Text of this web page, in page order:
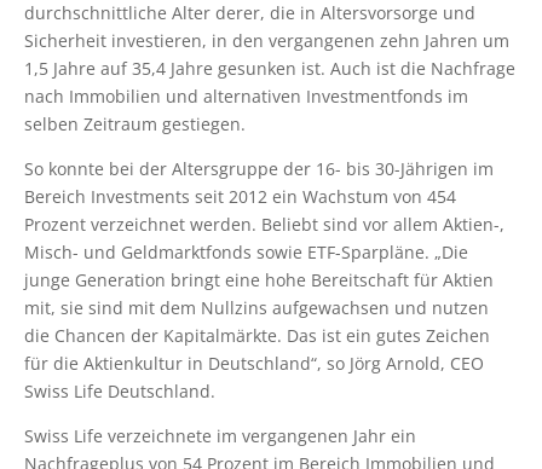
durchschnittliche Alter derer, die in Altersvorsorge und
Sicherheit investieren, in den vergangenen zehn Jahren um
1,5 Jahre auf 35,4 Jahre gesunken ist. Auch ist die Nachfrage
nach Immobilien und alternativen Investmentfonds im
selben Zeitraum gestiegen.
So konnte bei der Altersgruppe der 16- bis 30-Jährigen im
Bereich Investments seit 2012 ein Wachstum von 454
Prozent verzeichnet werden. Beliebt sind vor allem Aktien-,
Misch- und Geldmarktfonds sowie ETF-Sparpläne. „Die
junge Generation bringt eine hohe Bereitschaft für Aktien
mit, sie sind mit dem Nullzins aufgewachsen und nutzen
die Chancen der Kapitalmärkte. Das ist ein gutes Zeichen
für die Aktienkultur in Deutschland“, so Jörg Arnold, CEO
Swiss Life Deutschland.
Swiss Life verzeichnete im vergangenen Jahr ein
Nachfrageplus von 54 Prozent im Bereich Immobilien und